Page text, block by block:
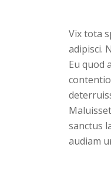
Vix tota
adipisci.
Eu quod
sanctus
audiam